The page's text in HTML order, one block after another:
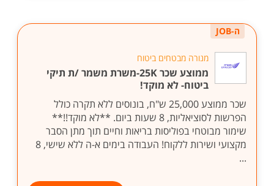
ה-JOB
מנורה מבטחים ביטוח
ממוצע שכר 25K-משרת משמר /ת תיקי
ביטוח- לא מוקד!
שכר ממוצע 25,000 ש"ח, בונוסים ללא תקרה כולל
הפרשות לסוציאליות, 8 שעות ביום. **לא מוקד!!**
שימור מבוטחי בפוליסות בריאות וחיים תוך מתן הסבר
מקצועי ושירות ללקוח! העבודה בימים א-ה ללא שישי, 8
...